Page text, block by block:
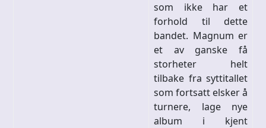
som ikke har et
forhold til dette
bandet. Magnum er
et av ganske få
storheter helt
tilbake fra syttitallet
som fortsatt elsker å
turnere, lage nye
album i kjent